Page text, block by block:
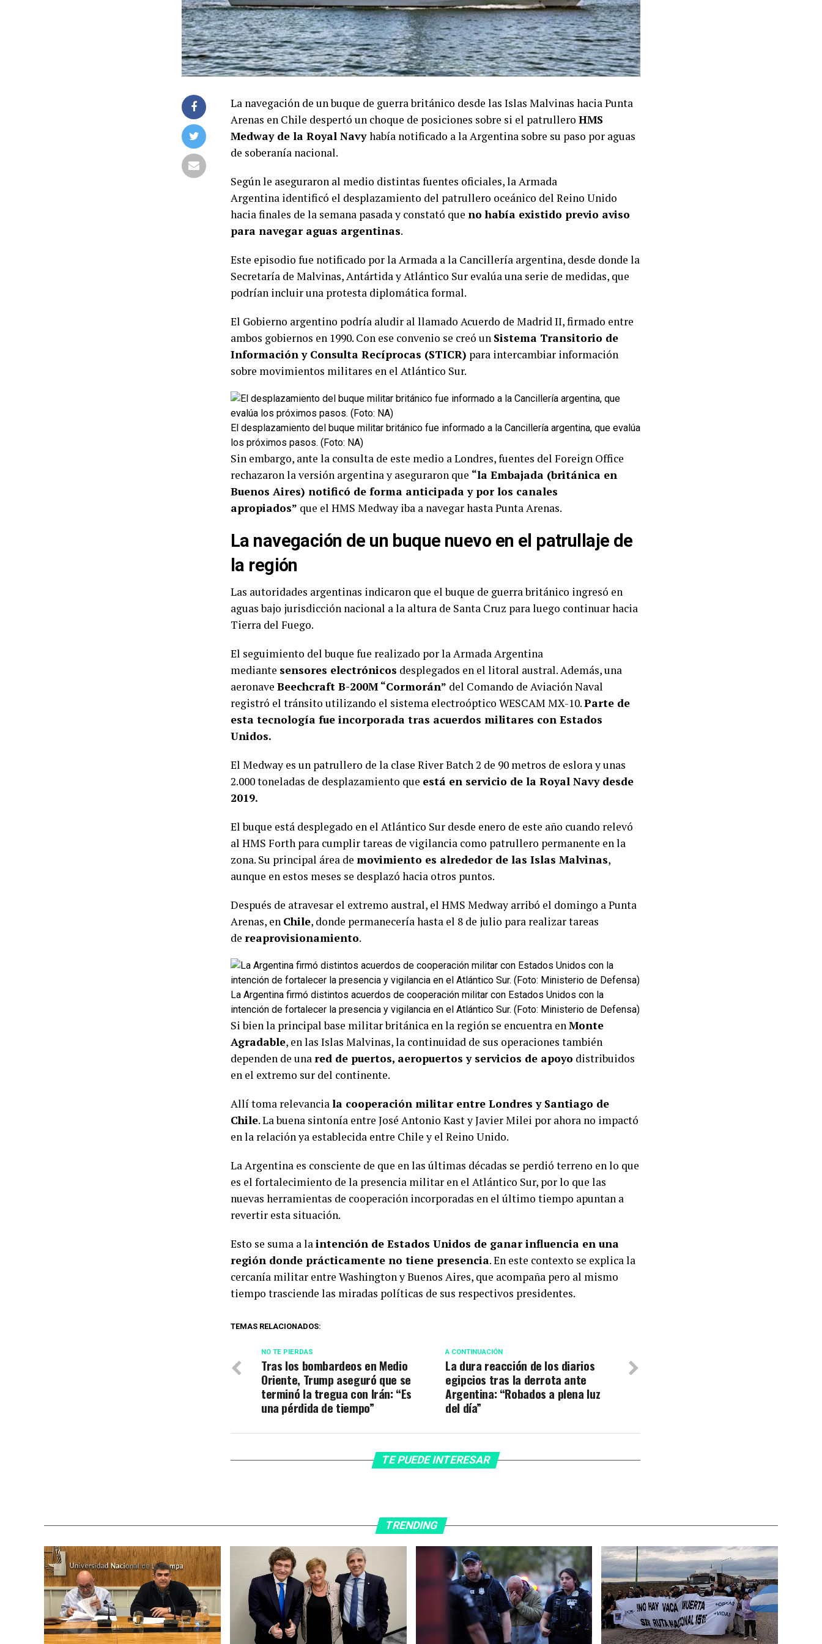
La navegación de un buque de guerra británico desde las Islas Malvinas hacia Punta
Arenas en Chile despertó un choque de posiciones sobre si el patrullero HMS
Medway de la Royal Navyhabía notificado a la Argentina sobre su paso por aguas
de soberanía nacional.
Según le aseguraron al medio distintas fuentes oficiales, la Armada
Argentina identificó el desplazamiento del patrullero oceánico del Reino Unido
hacia finales de la semana pasada y constató que no había existido previo aviso
para navegar aguas argentinas.
Este episodio fue notificado por la Armada a la Cancillería argentina, desde donde la
Secretaría de Malvinas, Antártida y Atlántico Sur evalúa una serie de medidas, que
podrían incluir una protesta diplomática formal.
El Gobierno argentino podría aludir al llamado Acuerdo de Madrid II, firmado entre
ambos gobiernos en 1990. Con ese convenio se creó un Sistema Transitorio de
Información y Consulta Recíprocas (STICR) para intercambiar información
sobre movimientos militares en el Atlántico Sur.
El desplazamiento del buque militar británico fue informado a la Cancillería argentina, que evalúa
los próximos pasos. (Foto: NA)
Sin embargo, ante la consulta de este medio a Londres, fuentes del Foreign Office
rechazaron la versión argentina y aseguraron que “la Embajada (británica en
Buenos Aires) notificó de forma anticipada y por los canales
apropiados” que el HMS Medway iba a navegar hasta Punta Arenas.
La navegación de un buque nuevo en el patrullaje de
la región
Las autoridades argentinas indicaron que el buque de guerra británico ingresó en
aguas bajo jurisdicción nacional a la altura de Santa Cruz para luego continuar hacia
Tierra del Fuego.
El seguimiento del buque fue realizado por la Armada Argentina
mediante sensores electrónicos desplegados en el litoral austral. Además, una
aeronave Beechcraft B-200M “Cormorán” del Comando de Aviación Naval
registró el tránsito utilizando el sistema electroóptico WESCAM MX-10.Parte de
esta tecnología fue incorporada tras acuerdos militares con Estados
Unidos.
El Medway es un patrullero de la clase River Batch 2 de 90 metros de eslora y unas
2.000 toneladas de desplazamiento que está en servicio de la Royal Navy desde
2019.
El buque está desplegado en el Atlántico Sur desde enero de este año cuando relevó
al HMS Forth para cumplir tareas de vigilancia como patrullero permanente en la
zona. Su principal área de movimiento es alrededor de las Islas Malvinas,
aunque en estos meses se desplazó hacia otros puntos.
Después de atravesar el extremo austral, el HMS Medway arribó el domingo a Punta
Arenas, en Chile, donde permanecería hasta el 8 de julio para realizar tareas
de reaprovisionamiento.
La Argentina firmó distintos acuerdos de cooperación militar con Estados Unidos con la
intención de fortalecer la presencia y vigilancia en el Atlántico Sur. (Foto: Ministerio de Defensa)
Si bien la principal base militar británica en la región se encuentra enMonte
Agradable, en las Islas Malvinas, la continuidad de sus operaciones también
dependen de unared de puertos, aeropuertos y servicios de apoyo distribuidos
en el extremo sur del continente.
Allí toma relevanciala cooperación militar entre Londres y Santiago de
Chile. La buena sintonía entre José Antonio Kast y Javier Milei por ahora no impactó
en la relación ya establecida entre Chile y el Reino Unido.
La Argentina es consciente de que en las últimas décadas se perdió terreno en lo que
es el fortalecimiento de la presencia militar en el Atlántico Sur, por lo que las
nuevas herramientas de cooperación incorporadas en el último tiempo apuntan a
revertir esta situación.
Esto se suma a laintención de Estados Unidos de ganar influencia en una
región donde prácticamente no tiene presencia. En este contexto se explica la
cercanía militar entre Washington y Buenos Aires, que acompaña pero al mismo
tiempo trasciende las miradas políticas de sus respectivos presidentes.
TEMAS RELACIONADOS:
A CONTINUACIÓN
La dura reacción de los diarios
egipcios tras la derrota ante
Argentina: “Robados a plena luz
del día”
NO TE PIERDAS
Tras los bombardeos en Medio
Oriente, Trump aseguró que se
terminó la tregua con Irán: “Es
una pérdida de tiempo”
TE PUEDE INTERESAR
TRENDING